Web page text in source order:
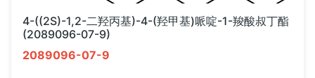
4-((2S)-1,2-二羟丙基)-4-(羟甲基)哌啶-1-羧酸叔丁酯
(2089096-07-9)
2089096-07-9